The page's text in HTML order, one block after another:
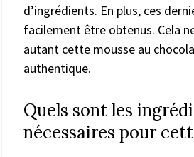
d’ingrédients. En plus, ces
facilement être obtenus. Cela
autant cette mousse au
authentique.
Quels sont les
nécessaires pour